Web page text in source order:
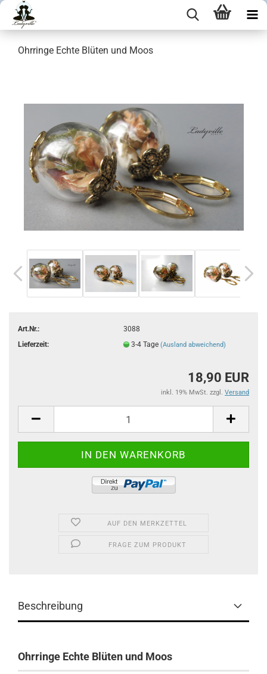
Ohrringe Echte Blüten und Moos
Art.Nr.:
3088
Lieferzeit:
3-4 Tage (Ausland abweichend)
18,90 EUR
inkl. 19% MwSt. zzgl. Versand
AUF DEN MERKZETTEL
FRAGE ZUM PRODUKT
Beschreibung
Ohrringe Echte Blüten und Moos